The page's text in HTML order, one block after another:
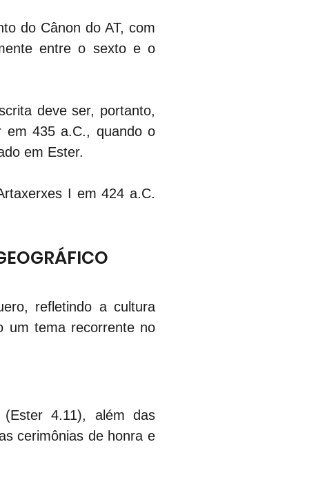
do Cânon do AT, com
entre o sexto e o
deve ser, portanto,
435 a.C., quando o
em Ester.
I em 424 a.C.
refletindo a cultura
um tema recorrente no
4.11), além das
cerimônias de honra e